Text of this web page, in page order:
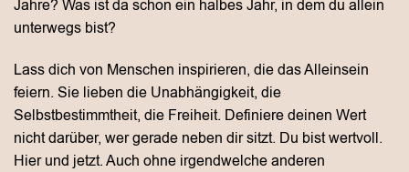
Jahre? Was ist da schon ein halbes Jahr, in dem du allein
unterwegs bist?
Lass dich von Menschen inspirieren, die das Alleinsein
feiern. Sie lieben die Unabhängigkeit, die
Selbstbestimmtheit, die Freiheit. Definiere deinen Wert
nicht darüber, wer gerade neben dir sitzt. Du bist wertvoll.
Hier und jetzt. Auch ohne irgendwelche anderen